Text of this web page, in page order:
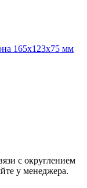
165х123х75 мм
с округлением
у менеджера.